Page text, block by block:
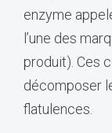
enzyme
l’une des
produit). Ces
décomposer
flatulences.